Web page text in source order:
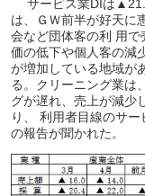
サービス業DIは
は、ＧＷ前半が好天に
会など団体客の利 用
価の低下や個人客の減
が増加している地域が
る。クリーニング業は
グが遅れ、売上が減少
り、 利用者目線のサ
の報告が聞かれた。